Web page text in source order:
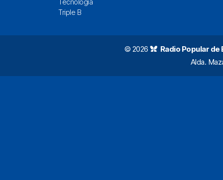
Tecnología
Triple B
© 2026 Radio Popular de
Alda.